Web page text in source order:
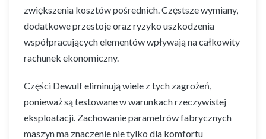
zwiększenia kosztów pośrednich. Częstsze wymiany,
dodatkowe przestoje oraz ryzyko uszkodzenia
współpracujących elementów wpływają na całkowity
rachunek ekonomiczny.
Części Dewulf eliminują wiele z tych zagrożeń,
ponieważ są testowane w warunkach rzeczywistej
eksploatacji. Zachowanie parametrów fabrycznych
maszyn ma znaczenie nie tylko dla komfortu